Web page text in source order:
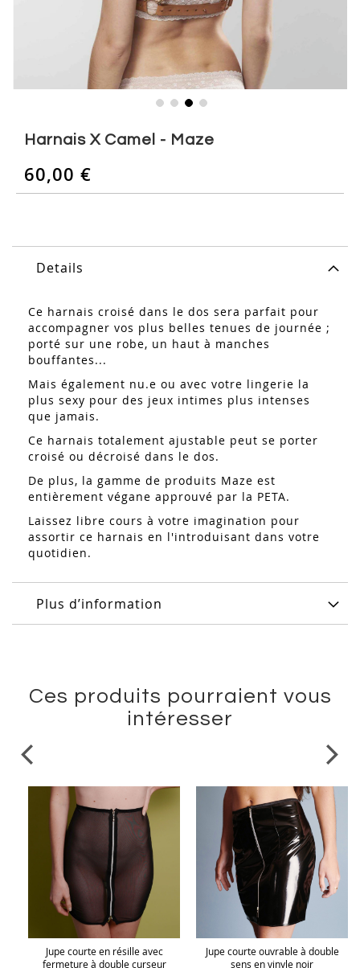
beginning
Harnais X Camel - Maze
60,00 €
Details
Ce harnais croisé dans le dos sera parfait pour
accompagner vos plus belles tenues de journée ;
porté sur une robe, un haut à manches
bouffantes...
Mais également nu.e ou avec votre lingerie la
plus sexy pour des jeux intimes plus intenses
que jamais.
Ce harnais totalement ajustable peut se porter
croisé ou décroisé dans le dos.
De plus, la gamme de produits Maze est
entièrement végane approuvé par la PETA.
Laissez libre cours à votre imagination pour
assortir ce harnais en l'introduisant dans votre
quotidien.
Plus d’information
Ces produits pourraient vous
intéresser
Jupe courte en résille avec
fermeture à double curseur
Jupe courte ouvrable à double
sens en vinyle noir